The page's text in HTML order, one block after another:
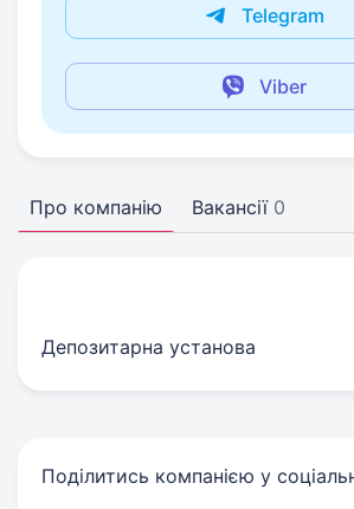
Telegram
Viber
Про компанію Вакансії 0
Депозитарна установа
Поділитись компанією у